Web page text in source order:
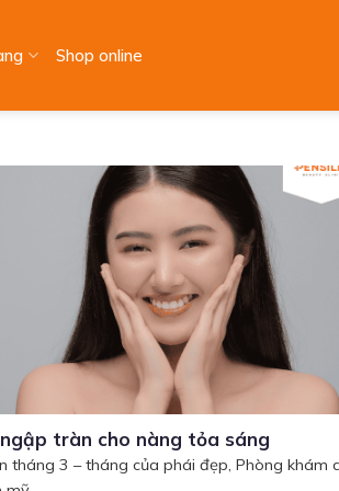
Shop online
tràn cho nàng tỏa sáng
tháng 3 – tháng của phái đẹp, Phòng khám